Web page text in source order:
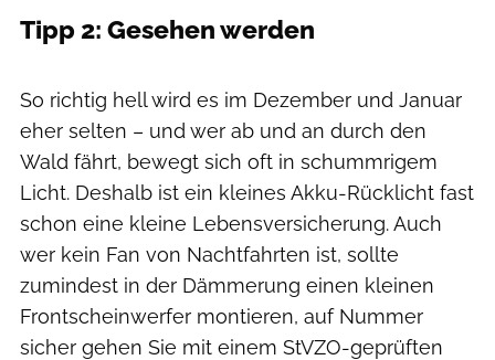
Tipp 2: Gesehen werden
So richtig hell wird es im Dezember und Januar
eher selten – und wer ab und an durch den
Wald fährt, bewegt sich oft in schummrigem
Licht. Deshalb ist ein kleines Akku-Rücklicht fast
schon eine kleine Lebensversicherung. Auch
wer kein Fan von Nachtfahrten ist, sollte
zumindest in der Dämmerung einen kleinen
Frontscheinwerfer montieren, auf Nummer
sicher gehen Sie mit einem StVZO-geprüften